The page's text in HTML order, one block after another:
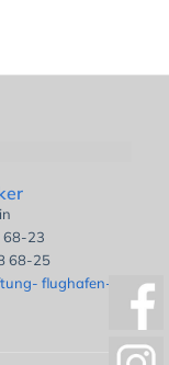
68-23
68-25
flughafen-